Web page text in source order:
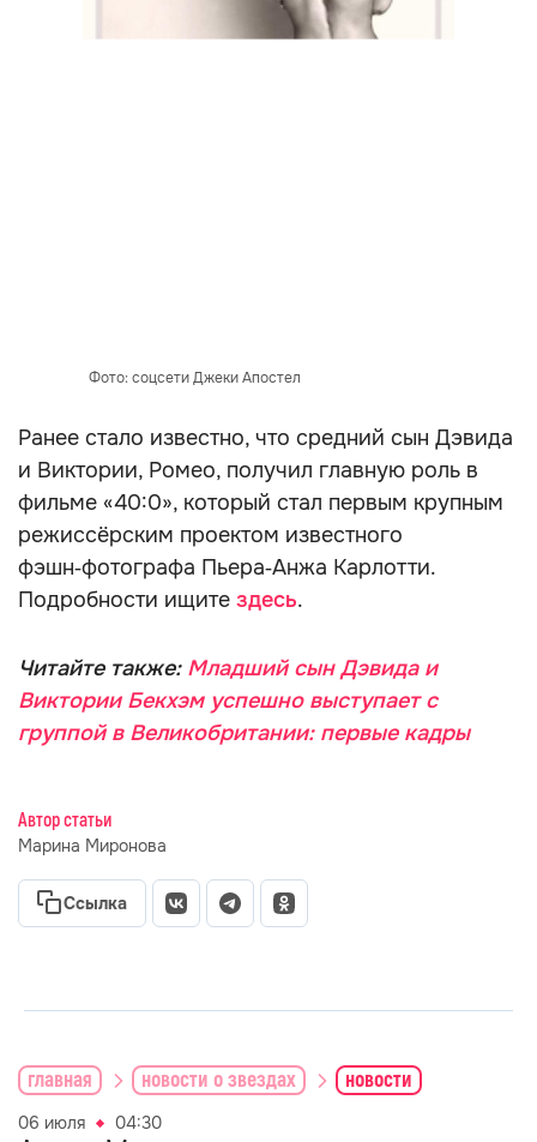
Фото: соцсети Джеки Апостел
Ранее стало известно, что средний сын Дэвида
и Виктории, Ромео, получил главную роль в
фильме «40:0», который стал первым крупным
режиссёрским проектом известного
фэшн‑фотографа Пьера‑Анжа Карлотти.
Подробности ищите здесь.
Читайте также:Младший сын Дэвида и
Виктории Бекхэм успешно выступает с
группой в Великобритании: первые кадры
Автор статьи
Марина Миронова
Ссылка
главная новости о звездах новости
06 июля 04:30